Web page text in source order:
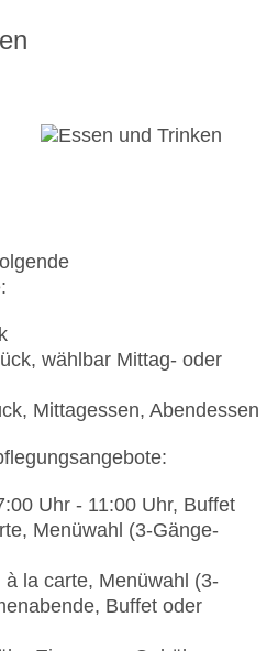
wählbar Mittag- oder
Mittagessen, Abendessen
Uhr - 11:00 Uhr, Buffet
Menüwahl (3-Gänge-
la carte, Menüwahl (3-
Buffet oder